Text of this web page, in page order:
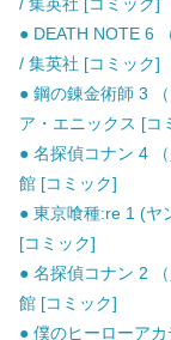
● DEATH NOTE 6
/ 集英社 [コミック]
● 鋼の錬金術師 3
ア・エニックス [コ
● 名探偵コナン 4
館 [コミック]
● 東京喰種:re 1 (ヤ
[コミック]
● 名探偵コナン 2
館 [コミック]
● 僕のヒーローア